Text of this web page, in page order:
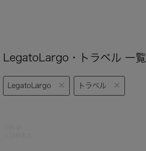
LegatoLargo・トラベル 一覧
LegatoLargo トラベル